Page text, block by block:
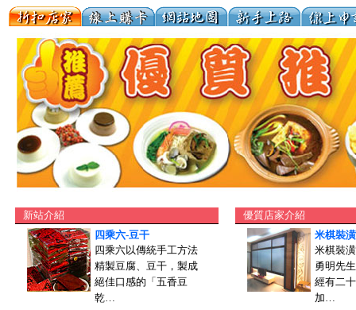
新站介紹
四乘六-豆干
四乘六以傳統手工方法
精製豆腐、豆干，製成
絕佳口感的「五香豆
乾…
優質店家介紹
米棋裝
米棋裝
勇明先
經有二
加…